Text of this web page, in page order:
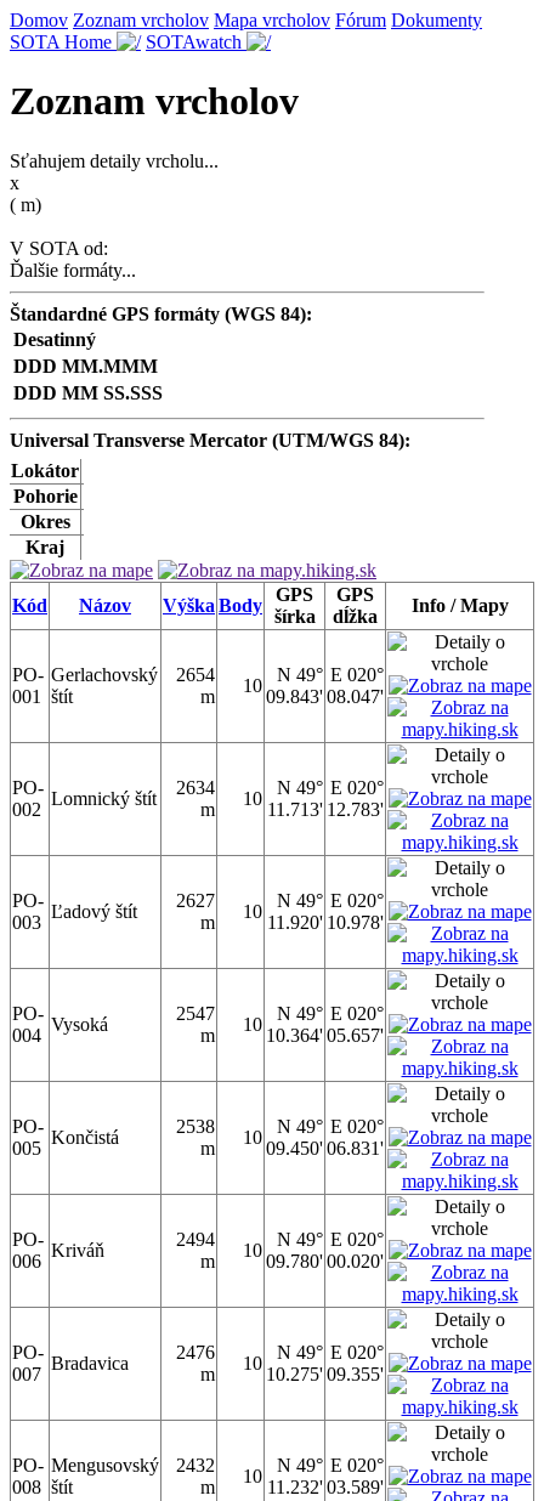
Domov Zoznam vrcholov Mapa vrcholov Fórum Dokumenty
SOTA Home
SOTAwatch
Zoznam vrcholov
Sťahujem detaily vrcholu...
x
( m)
V SOTA od:
Ďalšie formáty...
Štandardné GPS formáty (WGS 84):
Desatinný
DDD MM.MMM
DDD MM SS.SSS
Universal Transverse Mercator (UTM/WGS 84):
Lokátor
Pohorie
Okres
Kraj
Kód Názov Výška Body
GPS
šírka
GPS
dĺžka
Info / Mapy
PO-
001
Gerlachovský
štít
2654
m
10
N 49°
09.843'
E 020°
08.047'
PO-
002
Lomnický štít
2634
m
10
N 49°
11.713'
E 020°
12.783'
PO-
003
Ľadový štít
2627
m
10
N 49°
11.920'
E 020°
10.978'
PO-
004
Vysoká
2547
m
10
N 49°
10.364'
E 020°
05.657'
PO-
005
Končistá
2538
m
10
N 49°
09.450'
E 020°
06.831'
PO-
006
Kriváň
2494
m
10
N 49°
09.780'
E 020°
00.020'
PO-
007
Bradavica
2476
m
10
N 49°
10.275'
E 020°
09.355'
PO-
008
Mengusovský
štít
2432
m
10
N 49°
11.232'
E 020°
03.589'